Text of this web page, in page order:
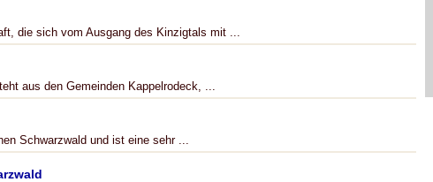
die sich vom Ausgang des Kinzigtals mit ...
aus den Gemeinden Kappelrodeck, ...
Schwarzwald und ist eine sehr ...